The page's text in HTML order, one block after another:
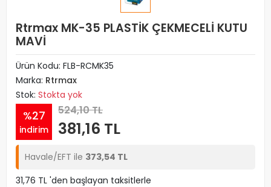
Rtrmax MK-35 PLASTİK ÇEKMECELİ KUTU
MAVİ
Ürün Kodu: FLB-RCMK35
Marka: Rtrmax
Stok: Stokta yok
%27
indirim
524,10 TL
381,16 TL
Havale/EFT ile 373,54 TL
31,76 TL 'den başlayan taksitlerle